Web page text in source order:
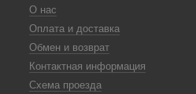
О нас
Оплата и доставка
Обмен и возврат
Контактная информация
Схема проезда